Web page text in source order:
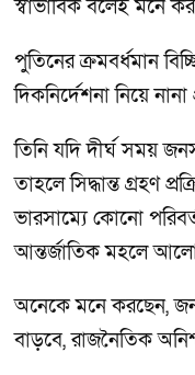
স্বাভাবিক বলেই মনে
পুতিনের ক্রমবর্ধমান
দিকনির্দেশনা নিয়ে
তিনি যদি দীর্ঘ সময়
তাহলে সিদ্ধান্ত গ্রহণ
ভারসাম্যে কোনো
আন্তর্জাতিক মহলে
অনেকে মনে করছেন,
বাড়বে, রাজনৈতিক